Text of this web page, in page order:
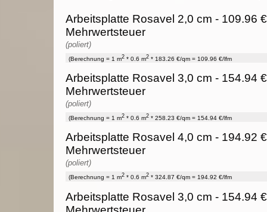
Arbeitsplatte Rosavel 2,0 cm - 109.96
Mehrwertsteuer
(poliert)
(Berechnung = 1 m2 * 0.6 m2 * 183.26 €/qm = 109.96 €/lfm
Arbeitsplatte Rosavel 3,0 cm - 154.94
Mehrwertsteuer
(poliert)
(Berechnung = 1 m2 * 0.6 m2 * 258.23 €/qm = 154.94 €/lfm
Arbeitsplatte Rosavel 4,0 cm - 194.92
Mehrwertsteuer
(poliert)
(Berechnung = 1 m2 * 0.6 m2 * 324.87 €/qm = 194.92 €/lfm
Arbeitsplatte Rosavel 3,0 cm - 154.94